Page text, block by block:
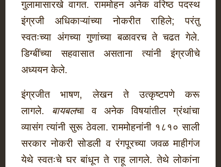
गुलामासारखे वागत. राममोहन अनेक वरिष्ठ पदस्थ
इंग्रजी अधिकाऱ्यांच्या नोकरीत राहिले; परंतु
स्वतःच्या अंगच्या गुणांच्या बळावरच ते चढत गेले.
डिग्बींच्या सहवासात असताना त्यांनी इंग्रजीचे
अध्ययन केले.
इंग्रजीत भाषण, लेखन ते उत्कृष्टपणे करू
लागले. बायबलचा व अनेक विषयांतील ग्रंथांचा
व्यासंग त्यांनी सुरू ठेवला. राममोहनांनी १८१० साली
सरकार नोकरी सोडली व रंगपूरच्या जवळ माहीगंज
येथे स्वतःचे घर बांधून ते राहू लागले. तेथे लोकांना